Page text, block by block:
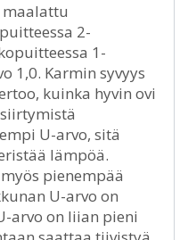
maalattu
2-
1-
1,0. Karmin syvyys
kuinka hyvin ovi
U-arvo, sitä
lämpöä.
pienempää
U-arvo on
arvo on liian pieni